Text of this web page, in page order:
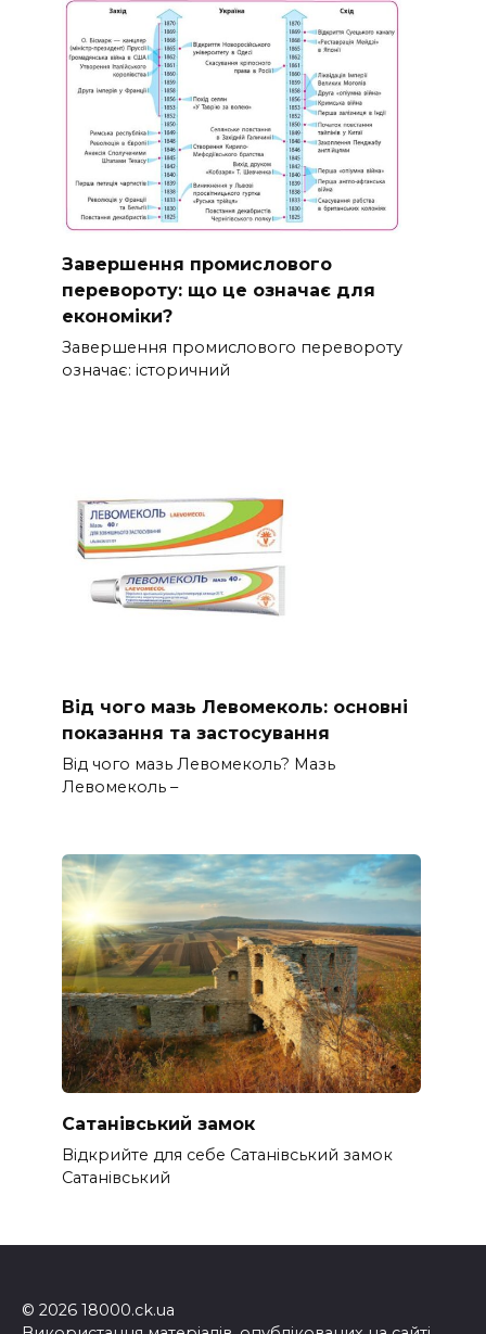
Завершення промислового
перевороту: що це означає для
економіки?
Завершення промислового перевороту
означає: історичний
Від чого мазь Левомеколь: основні
показання та застосування
Від чого мазь Левомеколь? Мазь
Левомеколь –
Сатанівський замок
Відкрийте для себе Сатанівський замок
Сатанівський
© 2026 18000.ck.ua